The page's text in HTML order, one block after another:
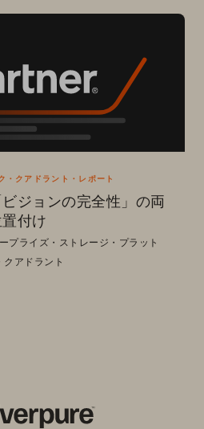
・クアドラント・レポート
ビジョンの完全性」の両
付け
プライズ・ストレージ・プラット
アドラント